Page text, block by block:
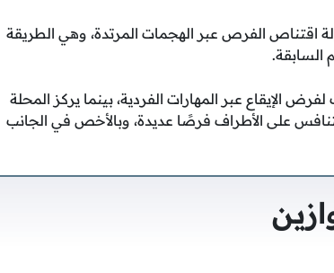
اقتناص الفرص عبر الهجمات المرتدة، وهي الطريقة
السابقة.
الإيقاع عبر المهارات الفردية، بينما يركز المحلة
على الأطراف فرصًا عديدة، وبالأخص في الجانب